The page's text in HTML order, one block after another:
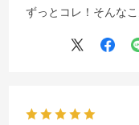
ずっとコレ！そんな